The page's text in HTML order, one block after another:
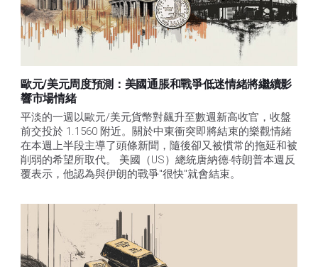
歐元/美元周度預測：美國通脹和戰爭低迷情緒將繼續影
響市場情緒
平淡的一週以歐元/美元貨幣對飆升至數週新高收官，收盤
前交投於 1.1560 附近。關於中東衝突即將結束的樂觀情緒
在本週上半段主導了頭條新聞，隨後卻又被慣常的拖延和被
削弱的希望所取代。 美國（US）總統唐納德-特朗普本週反
覆表示，他認為與伊朗的戰爭"很快"就會結束。